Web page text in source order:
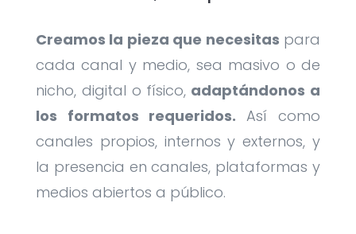
Creamos la pieza que necesitas para
cada canal y medio, sea masivo o de
nicho, digital o físico, adaptándonos a
los formatos requeridos.Así como
canales propios, internos y externos, y
la presencia en canales, plataformas y
medios abiertos a público.